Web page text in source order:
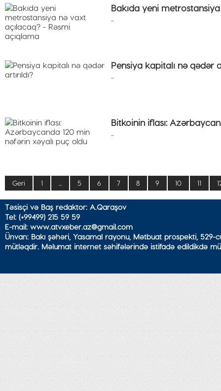
Bakıda yeni
Pensiya kapitalı nə qədər
Bitkoinin iflası:
Geri 1 5 6 7 8 9 10 11
Təsisçi və Baş redaktor: A.Qaraşov
Tel: (+99499) 215 59 59
E-mail: www.atvxeber.az@gmail.com
Ünvan: Bakı şəhəri, Yasamal rayonu, Mətbuat prospekti,
mütləqdir. Məlumat internet səhifələrində istifadə edildikdə